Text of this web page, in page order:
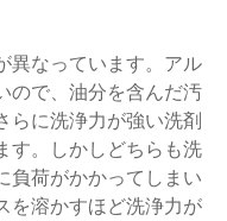
異なっています。アル
ので、油分を含んだ汚
らに洗浄力が強い洗剤
す。しかしどちらも洗
負荷がかかってしまい
を溶かすほど洗浄力が